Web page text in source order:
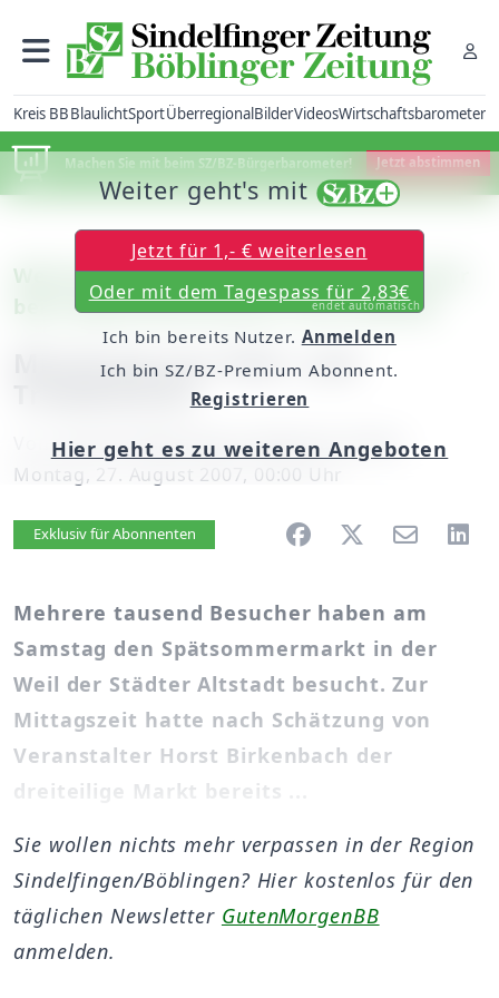
Kreis BBBlaulichtSportÜberregionalBilderVideosWirtschaftsbarometer
Machen Sie mit beim SZ/BZ-Bürgerbarometer! Jetzt abstimmen
Weil der Stadt: Mehrere tausend Besucher
beim Spätsommermarkt in der Altstadt
Mischung aus Floh- und
Trödelmarkt
Vonunserem Mitarbeiter Matthias Staber
Montag, 27. August 2007, 00:00 Uhr
Artikel vorlesen
Exklusiv für Abonnenten
Mehrere tausend Besucher haben am
Samstag den Spätsommermarkt in der
Weil der Städter Altstadt besucht. Zur
Mittagszeit hatte nach Schätzung von
Veranstalter Horst Birkenbach der
dreiteilige Markt bereits ...
Weiter geht's mit
Jetzt für 1,- € weiterlesen
Oder mit dem Tagespass für 2,83€
endet automatisch
Ich bin bereits Nutzer. Anmelden
Ich bin SZ/BZ-Premium Abonnent.
Registrieren
Hier geht es zu weiteren Angeboten
Sie wollen nichts mehr verpassen in der Region
Sindelfingen/Böblingen? Hier kostenlos für den
täglichen Newsletter GutenMorgenBB
anmelden.